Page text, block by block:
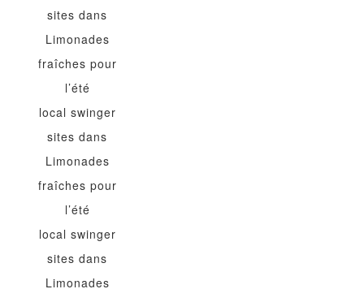
sites dans
Limonades
fraîches pour
l’été
local swinger
sites dans
Limonades
fraîches pour
l’été
local swinger
sites dans
Limonades